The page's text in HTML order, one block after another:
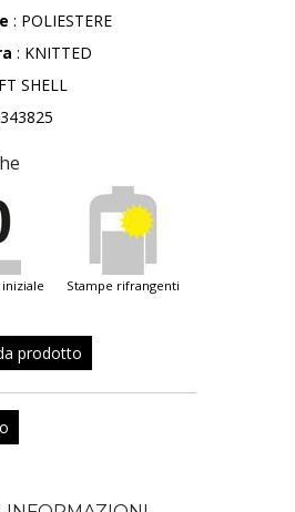
: POLIESTERE
: KNITTED
SHELL
iniziale stampe rifrangenti
prodotto